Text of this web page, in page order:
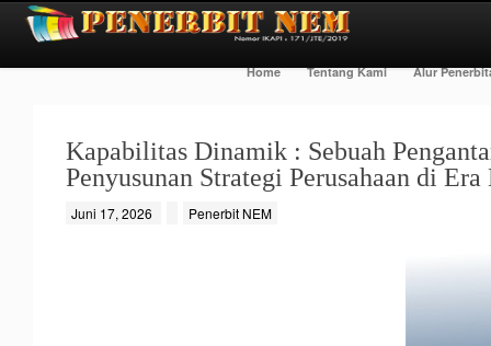
Home Tentang Kami Alur
Kapabilitas Dinamik : Sebuah
Penyusunan Strategi Perusahaan di
Juni 17, 2026 Penerbit NEM